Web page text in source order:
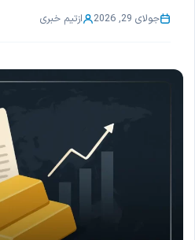
جولای 29, 2026 ازتیم خبری